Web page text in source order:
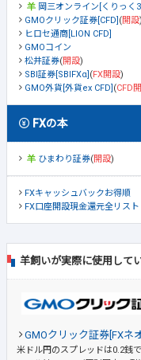
岡三オンライン[くりっく
GMOクリック証券[CFD] (開設)
ヒロセ通商[LION CFD]
GMOコイン
松井証券(開設)
SBI証券[SBIFXα] (FX開設)
GMO外貨[外貨ex CFD] (CFD
FXの本
ひまわり証券(開設)
FXキャッシュバックお得順
FX口座開設現金還元全リスト
羊飼いが実際に使用して
GMOクリック証券[FXネ
米ドル円のスプレッドは0.2銭